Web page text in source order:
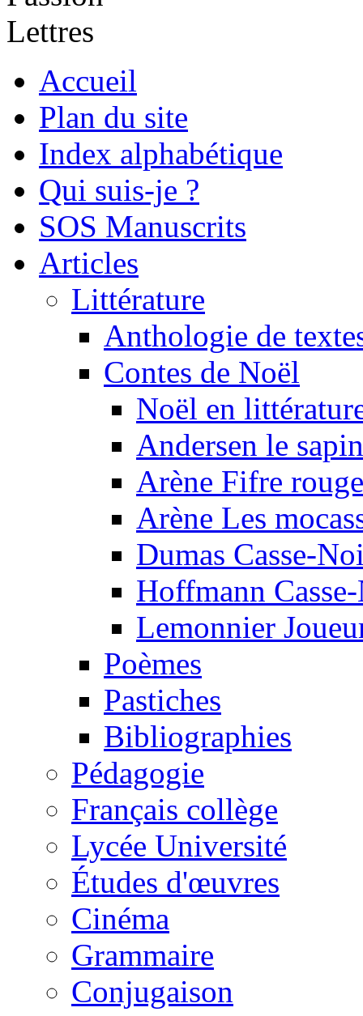
Accueil
Plan du site
Index alphabétique
Qui suis-je ?
SOS Manuscrits
Articles
Littérature
Anthologie de
Contes de Noël
Noël en
Andersen le sapin
Arène Fifre rouge
Arène Les
Dumas Casse-
Hoffmann
Lemonnier
Poèmes
Pastiches
Bibliographies
Pédagogie
Français collège
Lycée Université
Études d'œuvres
Cinéma
Grammaire
Conjugaison